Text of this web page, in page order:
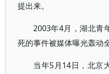
提出来。
2003年4月，湖北青
死的事件被媒体曝光轰动全
当年5月14日，北京